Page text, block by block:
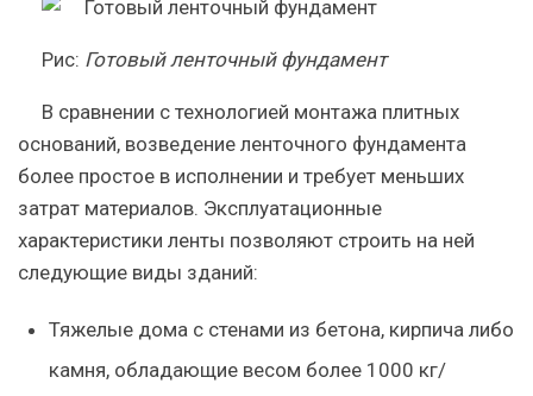
Рис: Готовый ленточный фундамент
В сравнении с технологией монтажа плитных
оснований, возведение ленточного фундамента
более простое в исполнении и требует меньших
затрат материалов. Эксплуатационные
характеристики ленты позволяют строить на ней
следующие виды зданий:
Тяжелые дома с стенами из бетона, кирпича либо
камня, обладающие весом более 1000 кг/